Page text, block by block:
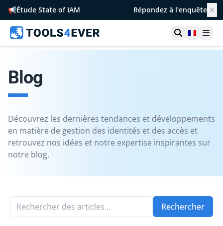
📢Étude State of IAM Répondez à l'enquête ✕
Ouvrir la
France
Blog
Découvrez les dernières tendances et développements
en matière de gestion des identités et des accès et
retrouvez nos idées et notre expertise inspirantes sur
notre blog.
Rechercher des articles... Rechercher